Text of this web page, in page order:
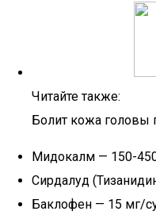
Читайте также:
Болит кожа головы
Мидокалм — 150-
Сирдалуд
Баклофен — 15 мг/